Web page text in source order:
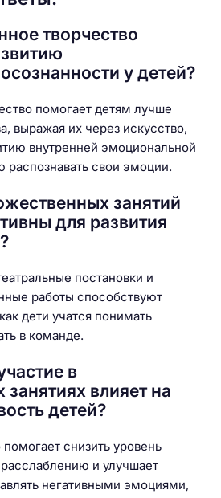
творчество
у детей?
помогает детям лучше
выражая их через искусство,
внутренней эмоциональной
свои эмоции.
занятий
для развития
постановки и
работы способствуют
дети учатся понимать
в команде.
в
влияет на
детей?
снизить уровень
и улучшает
негативными эмоциями,